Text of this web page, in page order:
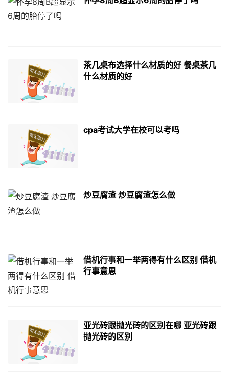
茶几桌布选择什么材质的好 餐桌茶几
什么材质的好
cpa考试大学在校可以考吗
炒豆腐渣 炒豆腐渣怎么做
借机行事和一举两得有什么区别 借机
行事意思
亚光砖跟抛光砖的区别在哪 亚光砖跟
抛光砖的区别